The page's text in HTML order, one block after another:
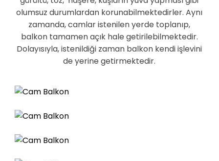
olumsuz durumlardan korunabilmektedirler. Aynı
zamanda, camlar istenilen yerde toplanıp,
balkon tamamen açık hale getirilebilmektedir.
Dolayısıyla, istenildiği zaman balkon kendi işlevini
de yerine getirmektedir.